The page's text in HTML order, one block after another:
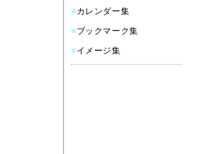
■カレンダー集
■ブックマーク集
■イメージ集